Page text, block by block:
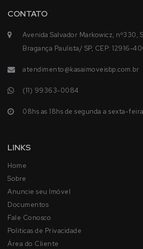
CONTATO
Avenida Salvador Markowicz, nº330,
Bragança Paulista/ SP, CEP: 12916-
atendimento@kasaimoveisbp.com.br
(11) 99363-0084
08hs as 18hs de segunda a sexta-feira
LINKS
Home
Sobre
Anuncie seu Imóvel
Documentos
Fale Conosco
Politicas de Privacidade
Área do Cliente